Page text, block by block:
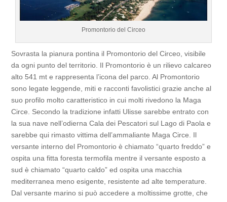
Promontorio del Circeo
Sovrasta la pianura pontina il Promontorio del Circeo, visibile
da ogni punto del territorio. Il Promontorio è un rilievo calcareo
alto 541 mt e rappresenta l’icona del parco. Al Promontorio
sono legate leggende, miti e racconti favolistici grazie anche al
suo profilo molto caratteristico in cui molti rivedono la Maga
Circe. Secondo la tradizione infatti Ulisse sarebbe entrato con
la sua nave nell’odierna Cala dei Pescatori sul Lago di Paola e
sarebbe qui rimasto vittima dell’ammaliante Maga Circe. Il
versante interno del Promontorio è chiamato “quarto freddo” e
ospita una fitta foresta termofila mentre il versante esposto a
sud è chiamato “quarto caldo” ed ospita una macchia
mediterranea meno esigente, resistente ad alte temperature.
Dal versante marino si può accedere a moltissime grotte, che